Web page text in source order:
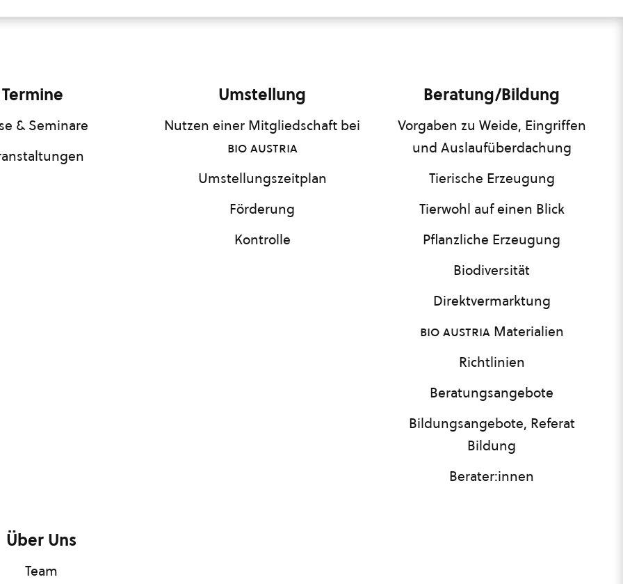
Termine
& Seminare
Umstellung
Nutzen einer Mitgliedschaft bei
bio austria
Umstellungszeitplan
Förderung
Kontrolle
Beratung/Bildung
Vorgaben zu Weide, Eingriffen
und Auslaufüberdachung
Tierische Erzeugung
Tierwohl auf einen Blick
Pflanzliche Erzeugung
Biodiversität
Direktvermarktung
bio austriaMaterialien
Richtlinien
Beratungsangebote
Bildungsangebote, Referat
Bildung
Berater:innen
Über Uns
Team